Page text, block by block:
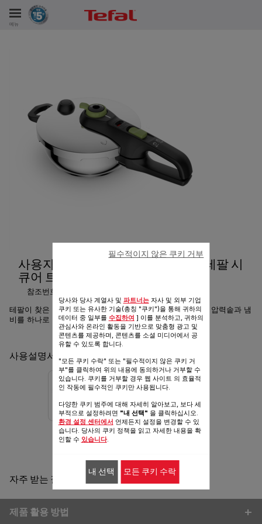
메뉴
사용자 매뉴얼 및 자주 물어본 질문 테팔 시
큐어 트렌디 압력솥 2L+유리뚜껑
참조번호 :
테팔이 찾은 최적의 압력으로, 맛있는 밥과 요리를 빠르게 - 압력솥과 냄
비를 하나로
사용설명서 & 품질보증서
보증 정보
자주 받는 질문
제품 활용 방법
당사와 당사 계열사 및 파트너는자사 및 외부 기업
쿠키 또는 유사한 기술(총칭 "쿠키")을 통해 귀하의
데이터 중 일부를 수집하여 ] 이를 분석하고, 귀하의
관심사와 온라인 활동을 기반으로 맞춤형 광고 및
콘텐츠를 제공하며, 콘텐츠를 소셜 미디어에서 공
유할 수 있도록 합니다.
"모든 쿠키 수락" 또는 "필수적이지 않은 쿠키 거
부"를 클릭하여 위의 내용에 동의하거나 거부할 수
있습니다. 쿠키를 거부할 경우 웹 사이트 의 효율적
인 작동에 필수적인 쿠키만 사용됩니다.
다양한 쿠키 범주에 대해 자세히 알아보고, 보다 세
부적으로 설정하려면 "내 선택" 을 클릭하십시오.
환경 설정 센터에서 언제든지 설정을 변경할 수 있
습니다. 당사의 쿠키 정책을 읽고 자세한 내용을 확
인할 수 있습니다.
필수적이지 않은 쿠키 거부
내 선택 모든 쿠키 수락